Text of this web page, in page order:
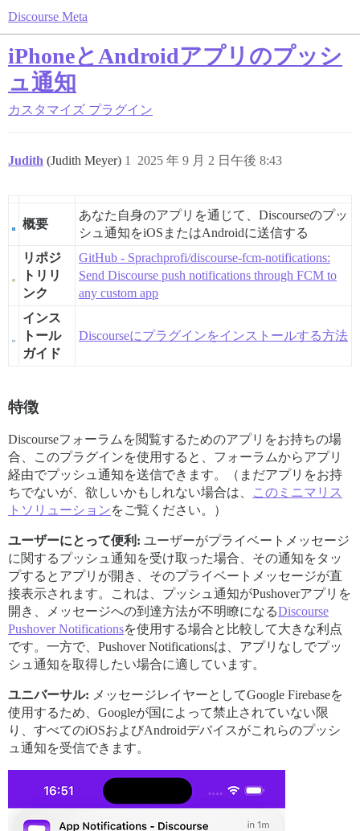
Discourse Meta
iPhoneとAndroidアプリのプッシ
ュ通知
カスタマイズ プラグイン
Judith (Judith Meyer) 2025 年 9 月 2 日午後 8:43
1
概要
あなた自身のアプリを通じて、Discourseのプッ
シュ通知をiOSまたはAndroidに送信する
リポジ
トリリ
ンク
GitHub - Sprachprofi/discourse-fcm-notifications:
Send Discourse push notifications through FCM to
any custom app
インス
トール
ガイド
Discourseにプラグインをインストールする方法
特徴
Discourseフォーラムを閲覧するためのアプリをお持ちの場
合、このプラグインを使用すると、フォーラムからアプリ
経由でプッシュ通知を送信できます。（まだアプリをお持
ちでないが、欲しいかもしれない場合は、
このミニマリス
トソリューションをご覧ください。）
ユーザーにとって便利: ユーザーがプライベートメッセージ
に関するプッシュ通知を受け取った場合、その通知をタッ
プするとアプリが開き、そのプライベートメッセージが直
接表示されます。これは、プッシュ通知がPushoverアプリを
開き、メッセージへの到達方法が不明瞭になるDiscourse
Pushover Notificationsを使用する場合と比較して大きな利点
です。一方で、Pushover Notificationsは、アプリなしでプッ
シュ通知を取得したい場合に適しています。
ユニバーサル: メッセージレイヤーとしてGoogle Firebaseを
使用するため、Googleが国によって禁止されていない限
り、すべてのiOSおよびAndroidデバイスがこれらのプッシ
ュ通知を受信できます。